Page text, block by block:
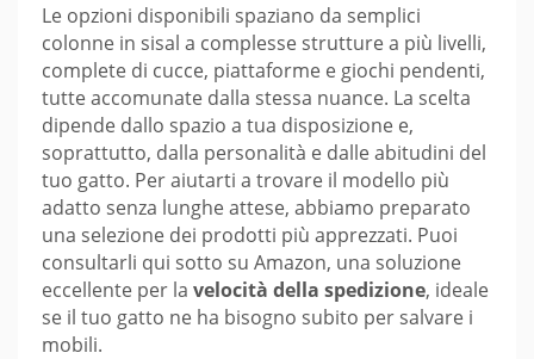
Le opzioni disponibili spaziano da semplici
colonne in sisal a complesse strutture a più livelli,
complete di cucce, piattaforme e giochi pendenti,
tutte accomunate dalla stessa nuance. La scelta
dipende dallo spazio a tua disposizione e,
soprattutto, dalla personalità e dalle abitudini del
tuo gatto. Per aiutarti a trovare il modello più
adatto senza lunghe attese, abbiamo preparato
una selezione dei prodotti più apprezzati. Puoi
consultarli qui sotto su Amazon, una soluzione
eccellente per la velocità della spedizione, ideale
se il tuo gatto ne ha bisogno subito per salvare i
mobili.